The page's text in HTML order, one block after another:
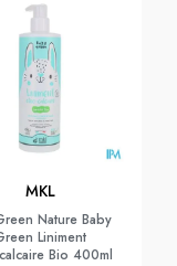
MKL
Nature Baby
Liniment
Bio 400ml